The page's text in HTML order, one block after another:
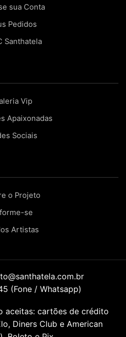
sua Conta
Pedidos
Santhatela
Vip
Apaixonadas
Sociais
o Projeto
se
Artistas
(Fone / Whatsapp)
aceitas: cartões de crédito
Diners Club e American